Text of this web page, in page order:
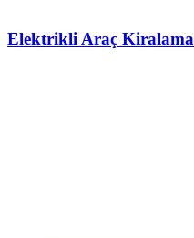
Elektrikli Araç Kiralama